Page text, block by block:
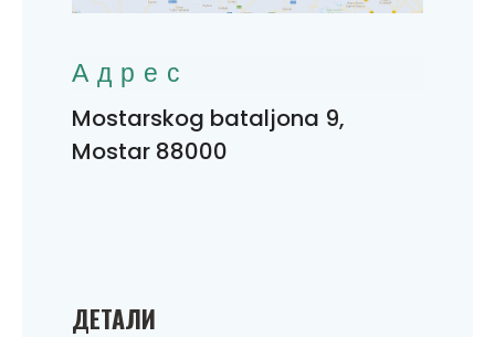
ДЕТАЛИ
Адрес
Mostarskog bataljona 9,
Mostar 88000